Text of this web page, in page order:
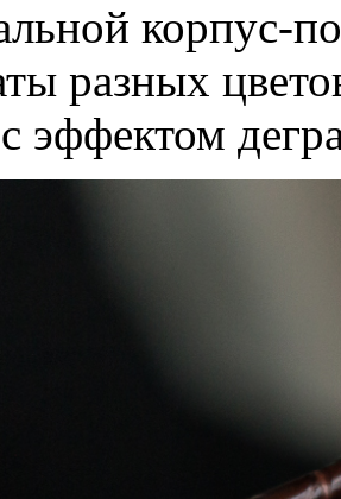
корпус-
разных
эффектом